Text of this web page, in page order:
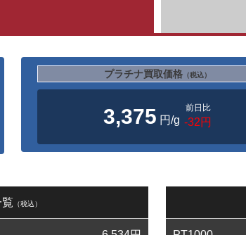
プラチナ買取価格（税込）
3,375 円/g
前日比
-32円
（税込）